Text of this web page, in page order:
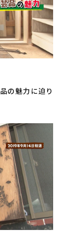
の魅力に迫り